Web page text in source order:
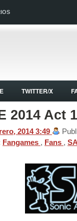
TWITTER/X
2014 Act
20143:49
Fangames , Fans ,